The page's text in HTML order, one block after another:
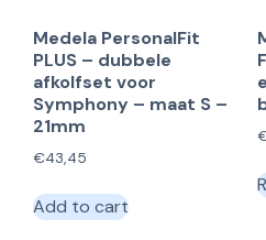
Medela PersonalFit
PLUS – dubbele
afkolfset voor
Symphony – maat S –
21mm
€43,45
Add to cart